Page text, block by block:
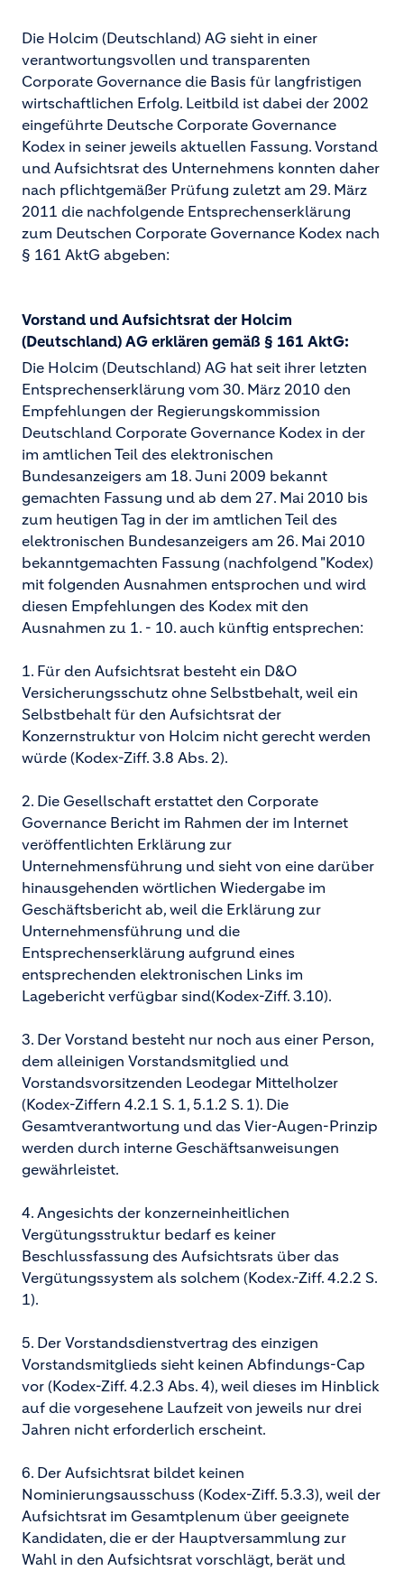
Die Holcim (Deutschland) AG sieht in einer
verantwortungsvollen und transparenten
Corporate Governance die Basis für langfristigen
wirtschaftlichen Erfolg. Leitbild ist dabei der 2002
eingeführte Deutsche Corporate Governance
Kodex in seiner jeweils aktuellen Fassung. Vorstand
und Aufsichtsrat des Unternehmens konnten daher
nach pflichtgemäßer Prüfung zuletzt am 29. März
2011 die nachfolgende Entsprechenserklärung
zum Deutschen Corporate Governance Kodex nach
§ 161 AktG abgeben:
Vorstand und Aufsichtsrat der Holcim
(Deutschland) AG erklären gemäß § 161 AktG:
Die Holcim (Deutschland) AG hat seit ihrer letzten
Entsprechenserklärung vom 30. März 2010 den
Empfehlungen der Regierungskommission
Deutschland Corporate Governance Kodex in der
im amtlichen Teil des elektronischen
Bundesanzeigers am 18. Juni 2009 bekannt
gemachten Fassung und ab dem 27. Mai 2010 bis
zum heutigen Tag in der im amtlichen Teil des
elektronischen Bundesanzeigers am 26. Mai 2010
bekanntgemachten Fassung (nachfolgend "Kodex)
mit folgenden Ausnahmen entsprochen und wird
diesen Empfehlungen des Kodex mit den
Ausnahmen zu 1. - 10. auch künftig entsprechen:
1. Für den Aufsichtsrat besteht ein D&O
Versicherungsschutz ohne Selbstbehalt, weil ein
Selbstbehalt für den Aufsichtsrat der
Konzernstruktur von Holcim nicht gerecht werden
würde (Kodex-Ziff. 3.8 Abs. 2).
2. Die Gesellschaft erstattet den Corporate
Governance Bericht im Rahmen der im Internet
veröffentlichten Erklärung zur
Unternehmensführung und sieht von eine darüber
hinausgehenden wörtlichen Wiedergabe im
Geschäftsbericht ab, weil die Erklärung zur
Unternehmensführung und die
Entsprechenserklärung aufgrund eines
entsprechenden elektronischen Links im
Lagebericht verfügbar sind(Kodex-Ziff. 3.10).
3. Der Vorstand besteht nur noch aus einer Person,
dem alleinigen Vorstandsmitglied und
Vorstandsvorsitzenden Leodegar Mittelholzer
(Kodex-Ziffern 4.2.1 S. 1, 5.1.2 S. 1). Die
Gesamtverantwortung und das Vier-Augen-Prinzip
werden durch interne Geschäftsanweisungen
gewährleistet.
4. Angesichts der konzerneinheitlichen
Vergütungsstruktur bedarf es keiner
Beschlussfassung des Aufsichtsrats über das
Vergütungssystem als solchem (Kodex.-Ziff. 4.2.2 S.
1).
5. Der Vorstandsdienstvertrag des einzigen
Vorstandsmitglieds sieht keinen Abfindungs-Cap
vor (Kodex-Ziff. 4.2.3 Abs. 4), weil dieses im Hinblick
auf die vorgesehene Laufzeit von jeweils nur drei
Jahren nicht erforderlich erscheint.
6. Der Aufsichtsrat bildet keinen
Nominierungsausschuss (Kodex-Ziff. 5.3.3), weil der
Aufsichtsrat im Gesamtplenum über geeignete
Kandidaten, die er der Hauptversammlung zur
Wahl in den Aufsichtsrat vorschlägt, berät und